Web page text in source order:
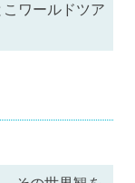
ワールドツア